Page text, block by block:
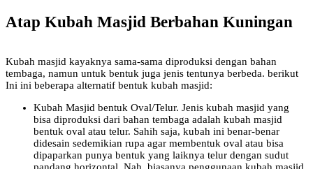
Atap Kubah Masjid Berbahan Kuningan
Kubah masjid kayaknya sama-sama diproduksi dengan bahan
tembaga, namun untuk bentuk juga jenis tentunya berbeda. berikut
Ini ini beberapa alternatif bentuk kubah masjid:
Kubah Masjid bentuk Oval/Telur. Jenis kubah masjid yang
bisa diproduksi dari bahan tembaga adalah kubah masjid
bentuk oval atau telur. Sahih saja, kubah ini benar-benar
didesain sedemikian rupa agar membentuk oval atau bisa
dipaparkan punya bentuk yang laiknya telur dengan sudut